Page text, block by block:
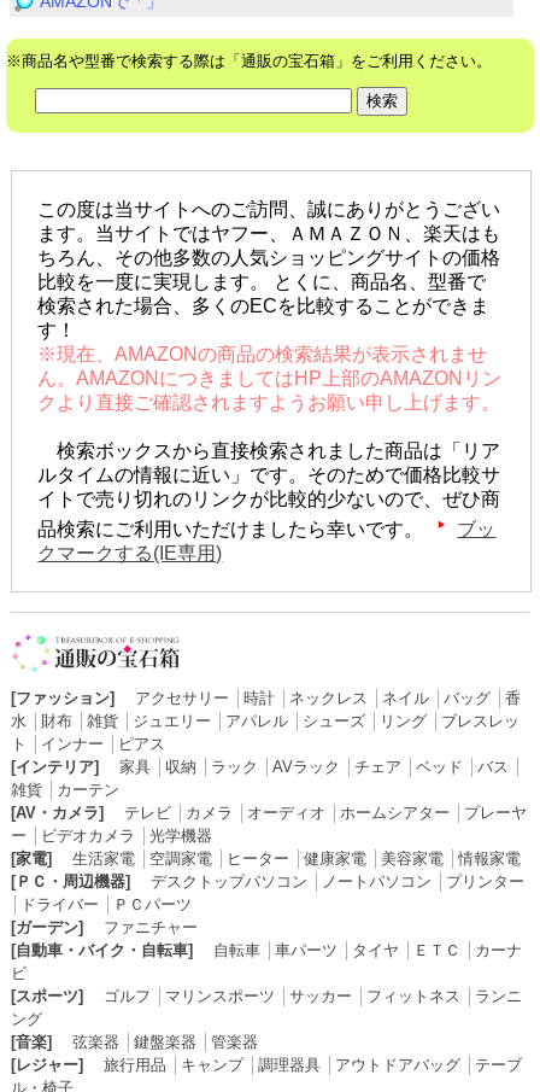
※商品名や型番で検索する際は「通販の宝石箱」をご利用ください。
この度は当サイトへのご訪問、誠にありがとうござい
ます。当サイトではヤフー、ＡＭＡＺＯＮ、楽天はも
ちろん、その他多数の人気ショッピングサイトの価格
比較を一度に実現します。 とくに、商品名、型番で
検索された場合、多くのECを比較することができま
す！
※現在、AMAZONの商品の検索結果が表示されませ
ん。AMAZONにつきましてはHP上部のAMAZONリン
クより直接ご確認されますようお願い申し上げます。
検索ボックスから直接検索されました商品は「リア
ルタイムの情報に近い」です。そのためで価格比較サ
イトで売り切れのリンクが比較的少ないので、ぜひ商
品検索にご利用いただけましたら幸いです。
ブッ
クマークする(IE専用)
[ファッション] アクセサリー 時計│ ネックレス ネイル│ バッグ│ 香
水
財布│ 雑貨│ ジュエリー アパレル│ シューズ│ リング│ ブレスレッ
ト
インナー
ピアス
[インテリア]
家具│ 収納 ラック AVラック チェア ベッド バス
雑貨│ カーテン
[AV・カメラ]
テレビ│ カメラ オーディオ ホームシアター
プレーヤ
ー
ビデオカメラ
光学機器
[家電]
生活家電│ 空調家電│ ヒーター 健康家電│ 美容家電│情報家電
[ＰＣ・周辺機器]
デスクトップパソコン ノートパソコン
プリンター
ドライバー
ＰＣパーツ
[ガーデン]
ファニチャー
[自動車・バイク・自転車]
自転車│ 車パーツ タイヤ ＥＴＣ
カーナ
ビ
[スポーツ]
ゴルフ マリンスポーツ サッカー フィットネス
ランニ
ング
[音楽]
弦楽器 鍵盤楽器
管楽器
[レジャー]
旅行用品 キャンプ│ 調理器具│ アウトドアバッグ│ テーブ
ル・椅子